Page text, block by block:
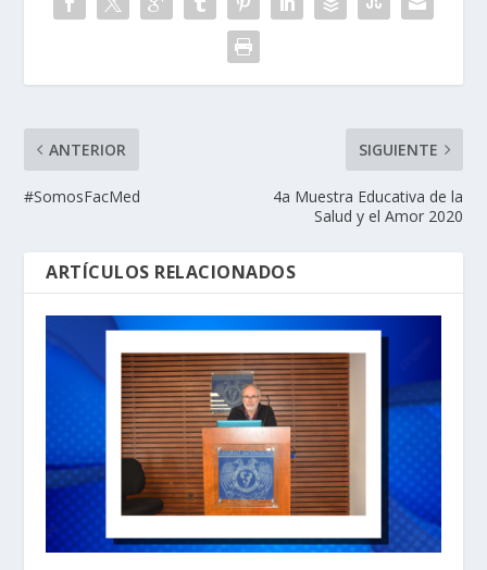
ANTERIOR
#SomosFacMed
SIGUIENTE
4a Muestra Educativa de la
Salud y el Amor 2020
ARTÍCULOS RELACIONADOS